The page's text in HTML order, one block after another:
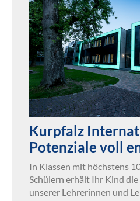
Kurpfalz
Potenziale voll
In Klassen mit höchstens
Schülern erhält Ihr Kind
unserer Lehrerinnen und